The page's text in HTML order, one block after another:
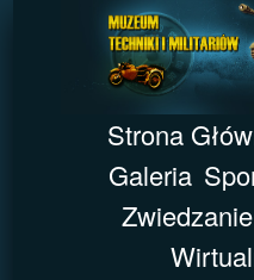
Strona
Galeria
Zwiedzanie